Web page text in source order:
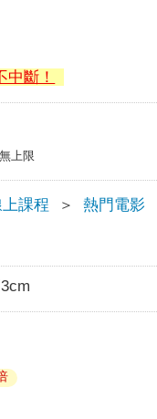
斷！
上限
課程 ＞ 熱門電影